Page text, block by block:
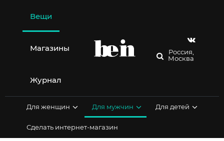
содержимому
Вещи
Магазины
Журнал
Россия,
Москва
Для женщин Для мужчин Для детей
Сделать интернет-магазин